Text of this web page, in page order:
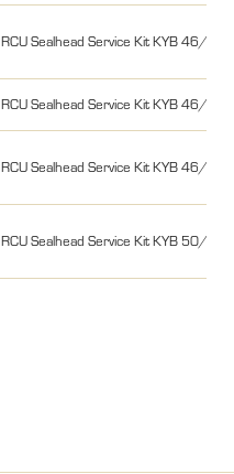
RCU Sealhead Service Kit KYB 46/16
RCU Sealhead Service Kit KYB 46/16
RCU Sealhead Service Kit KYB 46/18
RCU Sealhead Service Kit KYB 50/18